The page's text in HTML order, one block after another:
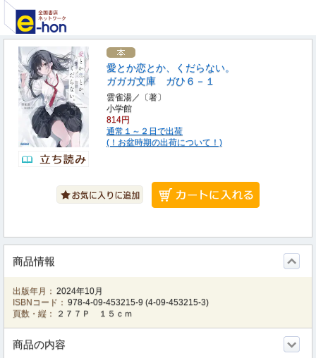
愛とか恋とか、くだらない。
ガガガ文庫 ガひ６－１
雲雀湯／〔著〕
小学館
814円
通常１～２日で出荷
(！お盆時期の出荷について！)
商品情報
出版年月： 2024年10月
ISBNコード： 978-4-09-453215-9 (4-09-453215-3)
頁数・縦：
２７７Ｐ １５ｃｍ
商品の内容